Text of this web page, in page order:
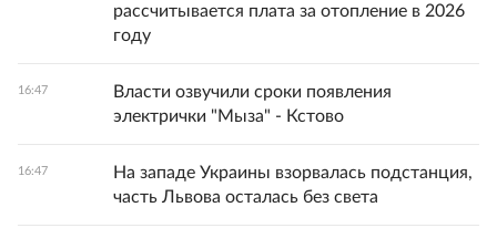
рассчитывается плата за отопление в 2026
году
16:47
Власти озвучили сроки появления
электрички "Мыза" - Кстово
16:47
На западе Украины взорвалась подстанция,
часть Львова осталась без света